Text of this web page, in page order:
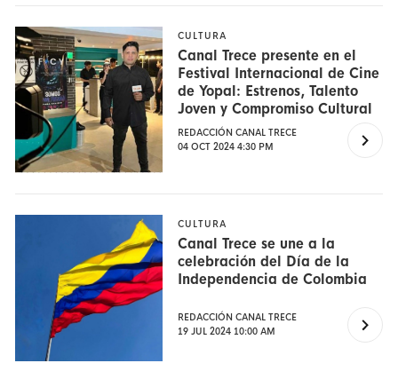
CULTURA
Canal Trece presente en el
Festival Internacional de Cine
de Yopal: Estrenos, Talento
Joven y Compromiso Cultural
REDACCIÓN CANAL TRECE
04 OCT 2024 4:30 PM
CULTURA
Canal Trece se une a la
celebración del Día de la
Independencia de Colombia
REDACCIÓN CANAL TRECE
19 JUL 2024 10:00 AM